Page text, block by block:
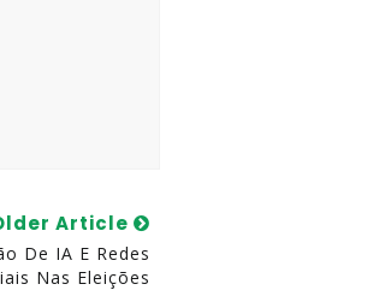
Article
De IA E Redes
Nas Eleições